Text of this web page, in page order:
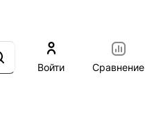
Войти
Сравнение